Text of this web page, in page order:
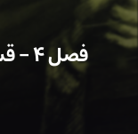
فصل ۴ – قسمت ۳۴: پرایری اینکانتاتم